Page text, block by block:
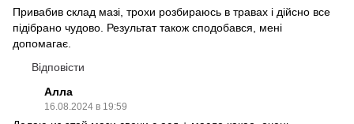
Привабив склад мазі, трохи розбираюсь в травах і дійсно все
підібрано чудово. Результат також сподобався, мені
допомагає.
Відповісти
Алла
16.08.2024 в 19:59